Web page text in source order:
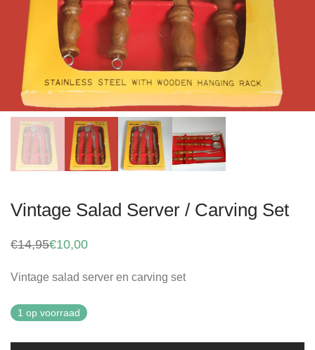
Vintage Salad Server / Carving Set
€14,95
Oorspronkelijke
€14,95.
€10,00
Huidige
€10,00.
Vintage salad server en carving set
1 op voorraad